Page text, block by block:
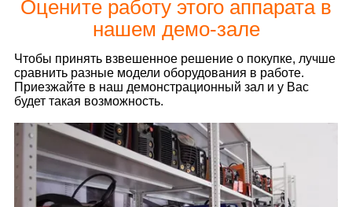
Оцените работу этого аппарата в
нашем демо-зале
Чтобы принять взвешенное решение о покупке, лучше
сравнить разные модели оборудования в работе.
Приезжайте в наш демонстрационный зал и у Вас
будет такая возможность.